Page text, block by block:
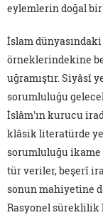
eylemlerin doğal bir
İslam
örneklerindekine
uğramıştır. Siyâsî
sorumluluğu
İslâm'ın kurucu
klâsik literatürde
sorumluluğu ikame
tür veriler, beşerî
sonun mahiyetine
Rasyonel süreklilik